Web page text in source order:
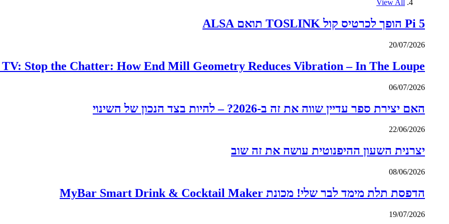
View All
Pi 5 הופך לכרטיס קול TOSLINK תואם ALSA
20/07/2026
Stop the Chatter: How End Mill Geometry Reduces Vibration – In The Loupe
06/07/2026
האם יצירת ספר עדיין שווה את זה ב-2026? – להיות בצד הנכון של השינוי
22/06/2026
יצרנית השעון ההיפנוטית עושה את זה שוב
08/06/2026
הדפסת תלת מימד לבר שלי! מכונת MyBar Smart Drink & Cocktail Maker
19/07/2026